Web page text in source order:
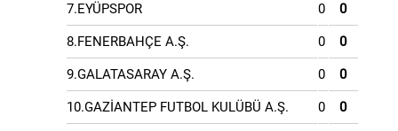
7.EYÜPSPOR 0 0
8.FENERBAHÇE A.Ş. 0 0
9.GALATASARAY A.Ş. 0 0
10.GAZİANTEP FUTBOL KULÜBÜ A.Ş. 0 0